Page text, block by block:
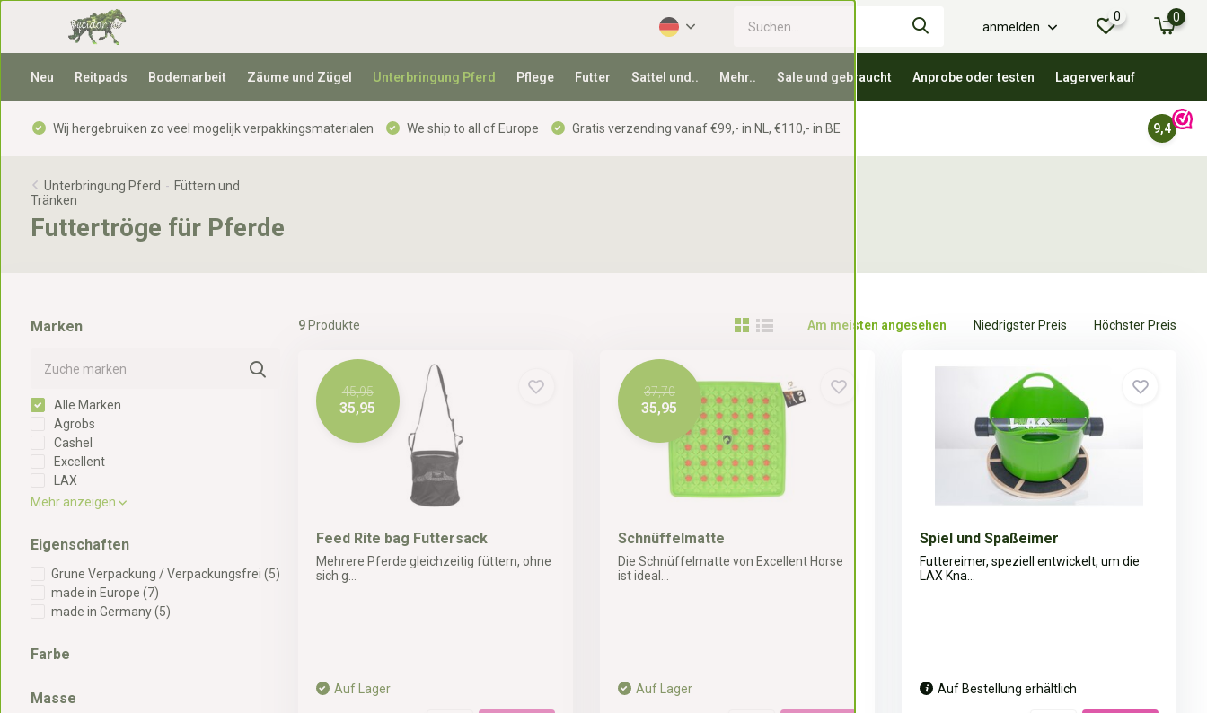
anmelden
0 0
Neu Reitpads Bodemarbeit Zäume und Zügel Unterbringung Pferd Pflege Futter Sattel und.. Mehr.. Sale und gebraucht Anprobe oder testen Lagerverkauf
Wij hergebruiken zo veel mogelijk verpakkingsmaterialen We ship to all of Europe Gratis verzending vanaf €99,- in NL, €110,- in BE 9,4
Unterbringung Pferd - Füttern und
Tränken
Futtertröge für Pferde
Marken
Alle Marken
Agrobs
Cashel
Excellent
LAX
Mehr anzeigen
Eigenschaften
Grune Verpackung / Verpackungsfrei (5)
made in Europe (7)
made in Germany(5)
Farbe
Masse
9Produkte Am meisten angesehen Niedrigster Preis Höchster Preis
45,95
35,95
Feed Rite bag Futtersack
Mehrere Pferde gleichzeitig füttern, ohne
sich g...
Auf Lager
37,70
35,95
Schnüffelmatte
Die Schnüffelmatte von Excellent Horse
ist ideal...
Auf Lager
Spiel und Spaßeimer
Futtereimer, speziell entwickelt, um die
LAX Kna...
Auf Bestellung erhältlich